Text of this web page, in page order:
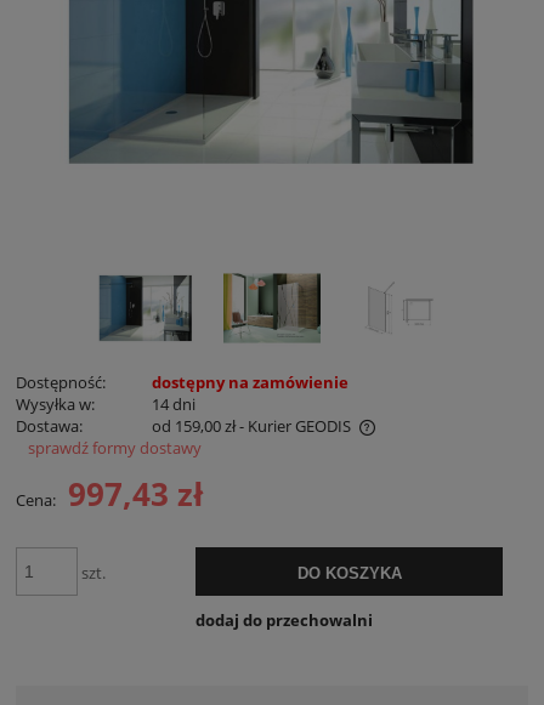
Dostępność:
dostępny na zamówienie
Wysyłka w:
14 dni
Dostawa:
od 159,00 zł- Kurier GEODIS
Cena nie zawiera ewentualnych kosztów płatności
sprawdź formy dostawy
Cena: 997,43 zł
szt. DO KOSZYKA
dodaj do przechowalni